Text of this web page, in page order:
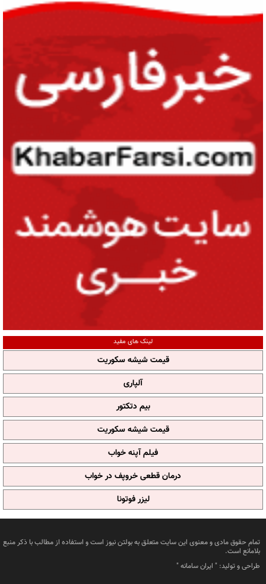
لینک های مفید
قیمت شیشه سکوریت
آلپاری
بیم دتکتور
قیمت شیشه سکوریت
فیلم آپنه خواب
درمان قطعی خروپف در خواب
لیزر فوتونا
تمام حقوق مادی و معنوی این سایت متعلق به بولتن نیوز است و استفاده از مطالب با ذکر منبع
بلامانع است.
طراحی و تولید: " ایران سامانه"